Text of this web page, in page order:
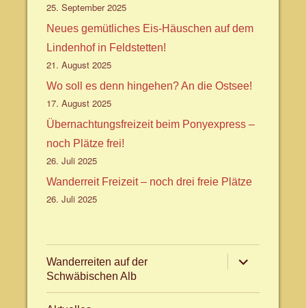
25. September 2025
Neues gemütliches Eis-Häuschen auf dem
Lindenhof in Feldstetten!
21. August 2025
Wo soll es denn hingehen? An die Ostsee!
17. August 2025
Übernachtungsfreizeit beim Ponyexpress –
noch Plätze frei!
26. Juli 2025
Wanderreit Freizeit – noch drei freie Plätze
26. Juli 2025
Wanderreiten auf der
Schwäbischen Alb
Untermenü
anzeigen